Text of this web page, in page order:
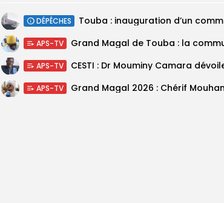
DÉPÊCHES
APS-TV
APS-TV
APS-TV